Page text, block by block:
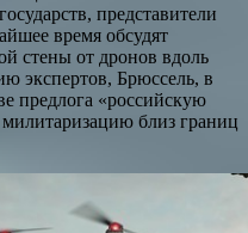
представители
время обсудят
стены от дронов вдоль
экспертов, Брюссель, в
предлога «российскую
милитаризацию близ границ